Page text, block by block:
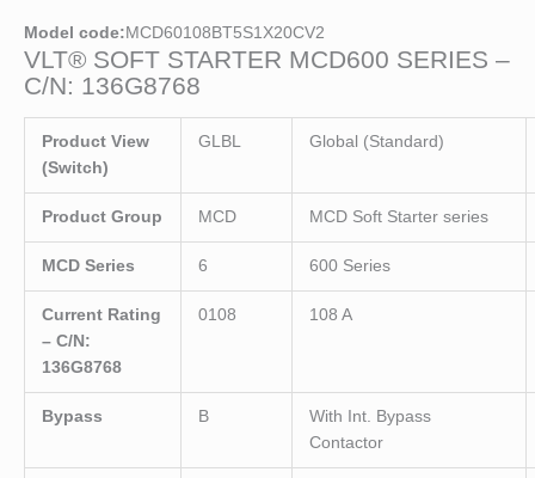
Model code: MCD60108BT5S1X20CV2
VLT® SOFT STARTER MCD600 SERIES –
C/N: 136G8768
Product View
(Switch)
GLBL Global (Standard)
Product Group MCD MCD Soft Starter series
MCD Series 6 600 Series
Current Rating
– C/N:
136G8768
0108 108 A
Bypass B
With Int. Bypass
Contactor